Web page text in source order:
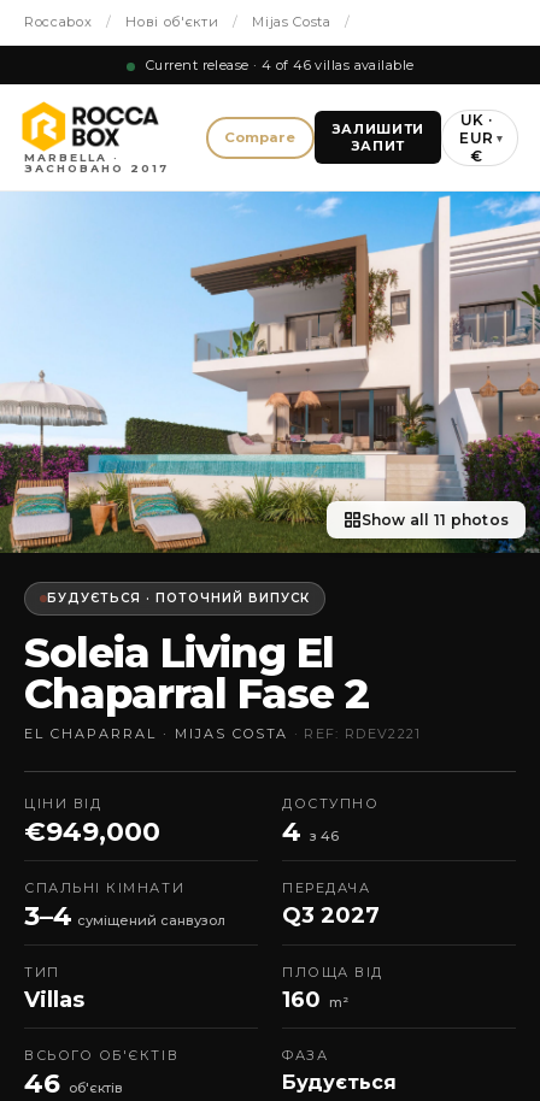
Roccabox / Нові об'єкти / Mijas Costa /
Current release · 4 of 46 villas available
MARBELLA ·
ЗАСНОВАНО 2017
Compare
ЗАЛИШИТИ
ЗАПИТ
UK ·
EUR
€
▾
Show all 11 photos
БУДУЄТЬСЯ · ПОТОЧНИЙ ВИПУСК
Soleia Living El
Chaparral Fase 2
EL CHAPARRAL · MIJAS COSTA · REF: RDEV2221
ЦІНИ ВІД
€949,000
ДОСТУПНО
4 з 46
СПАЛЬНІ КІМНАТИ
3–4 суміщений санвузол
ПЕРЕДАЧА
Q3 2027
ТИП
Villas
ПЛОЩА ВІД
160 m²
ВСЬОГО ОБ'ЄКТІВ
46 об'єктів
ФАЗА
Будується